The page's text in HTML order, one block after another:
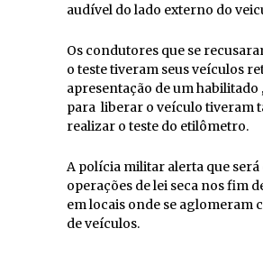
audível do lado externo do
Os condutores que se
o teste tiveram seus veículos
apresentação de um habilitado
para liberar o veículo tiveram
realizar o teste do etilômetro.
A polícia militar alerta que
operações de lei seca nos fim
em locais onde se aglomeram
de veículos.